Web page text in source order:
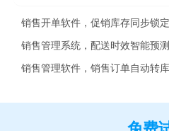
销售开单软件，促销库存同步锁
销售管理系统，配送时效智能预
销售管理软件，销售订单自动转